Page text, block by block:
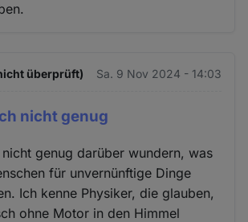
überprüft) Sa. 9 Nov 2024 - 14:03
nicht genug
genug darüber wundern, was
für unvernünftige Dinge
Ich kenne Physiker, die glauben,
ohne Motor in den Himmel